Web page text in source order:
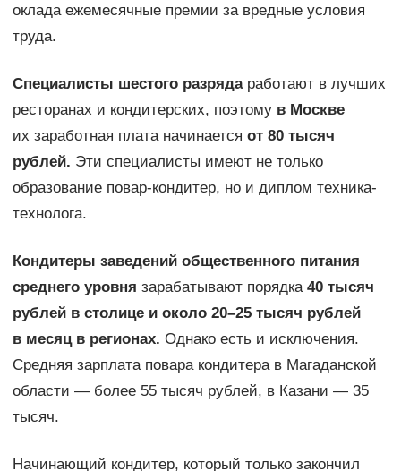
оклада ежемесячные премии за вредные условия
труда.
Специалисты шестого разрядаработают в лучших
ресторанах и кондитерских, поэтому в Москве
их заработная плата начинается от 80 тысяч
рублей. Эти специалисты имеют не только
образование повар-кондитер, но и диплом техника-
технолога.
Кондитеры заведений общественного питания
среднего уровня зарабатывают порядка 40 тысяч
рублей в столице и около 20–25 тысяч рублей
в месяц в регионах. Однако есть и исключения.
Средняя зарплата повара кондитера в Магаданской
области — более 55 тысяч рублей, в Казани — 35
тысяч.
Начинающий кондитер, который только закончил